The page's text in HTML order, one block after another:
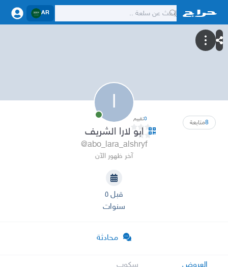
AR
ا
8متابعة 0تقييم
ابو لارا الشريف
@abo_lara_alshryf
آخر ظهور الآن
قبل ٥
سنوات
محادثة